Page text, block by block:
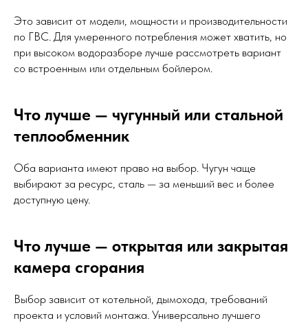
Это зависит от модели, мощности и производительности
по ГВС. Для умеренного потребления может хватить, но
при высоком водоразборе лучше рассмотреть вариант
со встроенным или отдельным бойлером.
Что лучше — чугунный или стальной
теплообменник
Оба варианта имеют право на выбор. Чугун чаще
выбирают за ресурс, сталь — за меньший вес и более
доступную цену.
Что лучше — открытая или закрытая
камера сгорания
Выбор зависит от котельной, дымохода, требований
проекта и условий монтажа. Универсально лучшего